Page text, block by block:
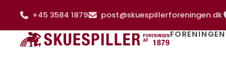
+45 3584 1879 post@skuespillerforeningen.dk
FORENINGEN